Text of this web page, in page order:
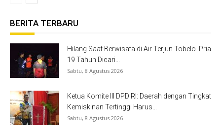
BERITA TERBARU
Hilang Saat Berwisata di Air Terjun Tobelo. Pria
19 Tahun Dicari...
Sabtu, 8 Agustus 2026
Ketua Komite III DPD RI: Daerah dengan Tingkat
Kemiskinan Tertinggi Harus...
Sabtu, 8 Agustus 2026